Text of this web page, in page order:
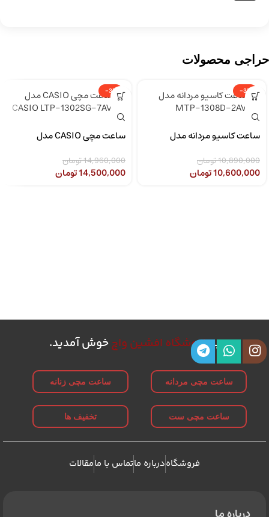
حراجی محصولات
-3%
ساعت کاسیو مردانه مدل
10,890,000تومان
10,600,000تومان
-3%
ساعت مچی CASIO مدل
14,960,000تومان
14,500,000تومان
بهفروشگاه افشین واچخوش آمدید.
ساعت مچی مردانه ساعت مچی زنانه
ساعت مچی ست تخفیف ها
فروشگاهدرباره ماتماس با مامقالات